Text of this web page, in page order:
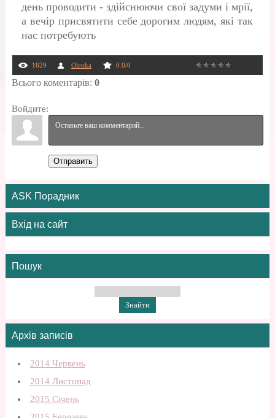
день проводити - здійснюючи свої задуми і мрії,
а вечір присвятити себе дорогим людям, які так
нас потребують
1629 Olenka 0.0/0
Всього коментарів: 0
Войдите:
Отправить
ASK Порадник
Вхід на сайт
Пошук
Архів записів
2014 Червень
2014 Листопад
2015 Січень